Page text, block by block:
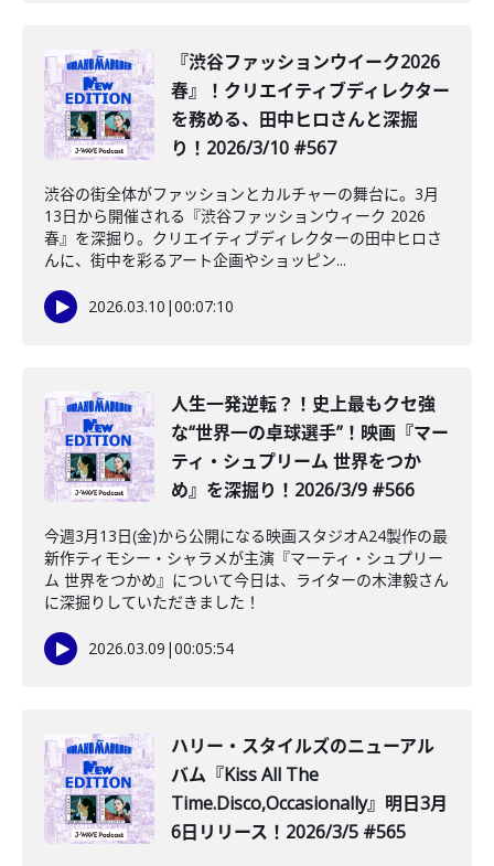
『渋谷ファッションウイーク2026
春』！クリエイティブディレクター
を務める、田中ヒロさんと深掘
り！2026/3/10 #567
渋谷の街全体がファッションとカルチャーの舞台に。3月
13日から開催される『渋谷ファッションウィーク 2026
春』を深掘り。クリエイティブディレクターの田中ヒロさ
んに、街中を彩るアート企画やショッピン...
2026.03.10 |00:07:10
️人生一発逆転？！史上最もクセ強
な“世界一の卓球選手”！映画『マー
ティ・シュプリーム 世界をつか
め』を深掘り！2026/3/9 #566
今週3月13日(金)から公開になる映画スタジオA24製作の最
新作ティモシー・シャラメが主演『マーティ・シュプリー
ム 世界をつかめ』について今日は、ライターの木津毅さん
に深掘りしていただきました！
2026.03.09 |00:05:54
ハリー・スタイルズのニューアル
バム『Kiss All The
Time.Disco,Occasionally』明日3月
6日リリース！2026/3/5 #565